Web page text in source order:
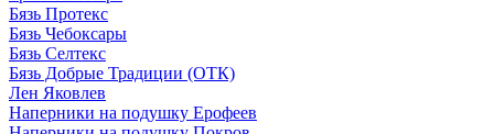
Бязь Протекс
Бязь Чебоксары
Бязь Селтекс
Бязь Добрые Традиции (ОТК)
Лен Яковлев
Наперники на подушку Ерофеев